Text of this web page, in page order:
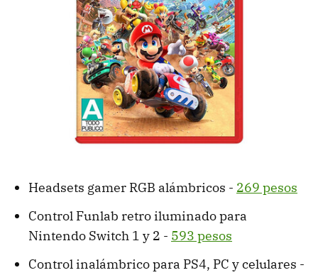
Headsets gamer RGB alámbricos - 269 pesos
Control Funlab retro iluminado para
Nintendo Switch 1 y 2 - 593 pesos
Control inalámbrico para PS4, PC y celulares -